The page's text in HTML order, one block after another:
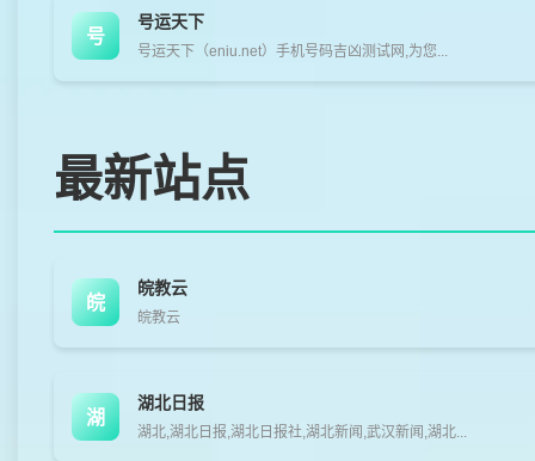
号
号运天下
号运天下（eniu.net）手机号码吉凶测试网,为您...
最新站点
皖
皖教云
皖教云
湖
湖北日报
湖北,湖北日报,湖北日报社,湖北新闻,武汉新闻,湖北...